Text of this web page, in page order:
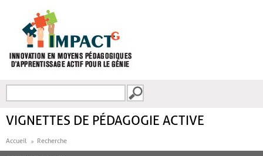
FORMULAIRE DE
VIGNETTES DE PÉDAGOGIE ACTIVE
Accueil Recherche